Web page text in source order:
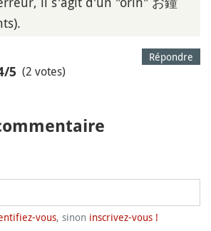
Répondre
/5 (2 votes)
vous, sinon inscrivez-vous !